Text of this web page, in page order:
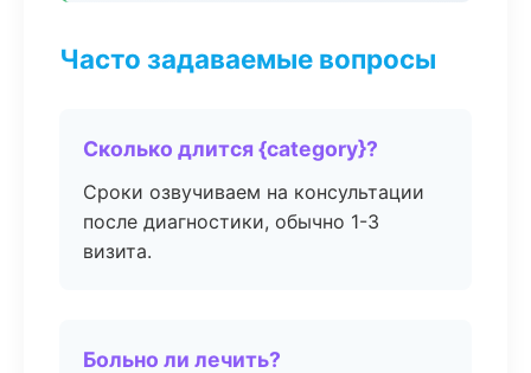
Часто задаваемые вопросы
Сколько длится {category}?
Сроки озвучиваем на консультации
после диагностики, обычно 1-3
визита.
Больно ли лечить?